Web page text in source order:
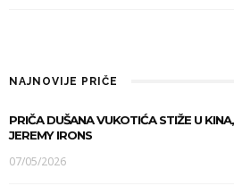
NAJNOVIJE PRIČE
PRIČA DUŠANA VUKOTIĆA STIŽE U
JEREMY IRONS
07/05/2026